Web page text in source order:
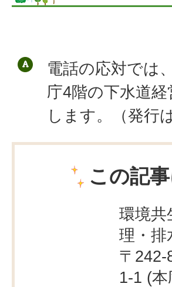
電話の応対では
庁4階の下水道
します。（発行
この記
環境共
理・排
〒242-
1-1 (